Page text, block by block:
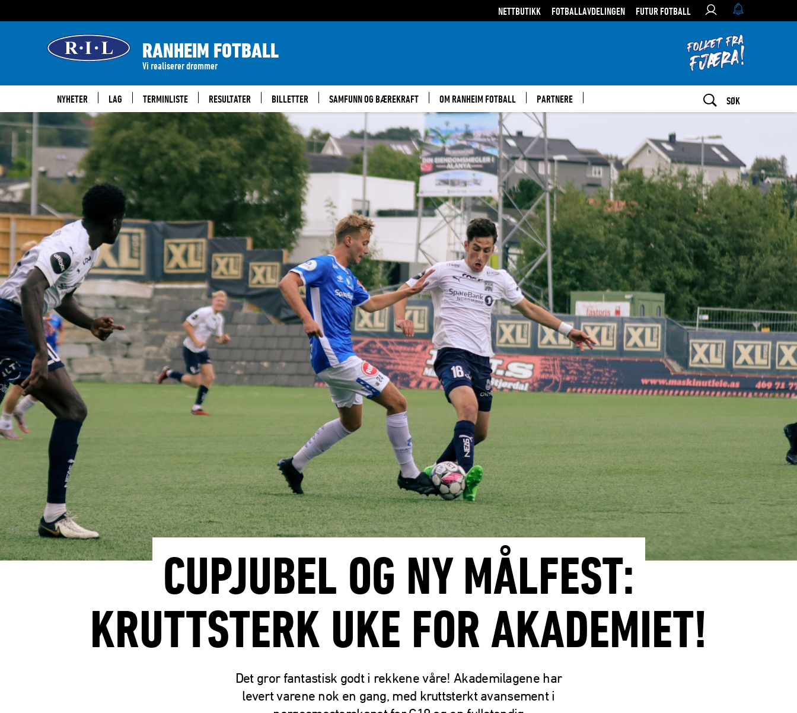
NETTBUTIKK FOTBALLAVDELINGEN FUTUR FOTBALL
RANHEIM FOTBALL
Vi realiserer drømmer
NYHETER LAG TERMINLISTE RESULTATER BILLETTER SAMFUNN OG BÆREKRAFT OM RANHEIM FOTBALL PARTNERE SØK
CUPJUBEL OG NY MÅLFEST:
KRUTTSTERK UKE FOR AKADEMIET!
Det gror fantastisk godt i rekkene våre! Akademilagene har
levert varene nok en gang, med kruttsterkt avansement i